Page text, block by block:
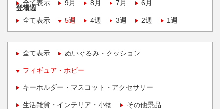
全て表示
9月 8月 7月 6月
登場週
全て表示
5週 4週 3週 2週 1週
全て表示 ぬいぐるみ・クッション
フィギュア・ホビー
キーホルダー・マスコット・アクセサリー
生活雑貨・インテリア・小物 その他景品